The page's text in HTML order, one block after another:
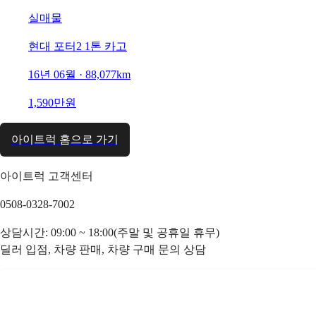
실매물
현대 포터2 1톤 카고
16년 06월 · 88,077km
1,590만원
아이트럭 홈으로 가기
아이트럭 고객센터
0508-0328-7002
상담시간: 09:00 ~ 18:00(주말 및 공휴일 휴무)
딜러 입점, 차량 판매, 차량 구매 문의 상담